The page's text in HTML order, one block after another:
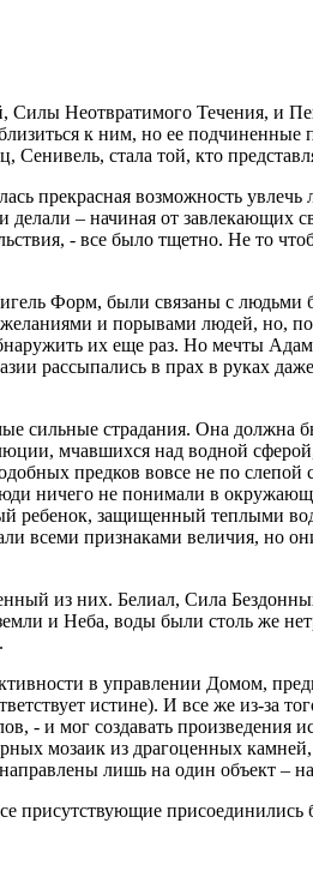
Силы Неотвратимого Течения, и
к ним, но ее
стала той, кто
возможность увлечь
– начиная от завлекающих
- все было тщетно. Не то
Форм, были связаны с
и порывами людей, но,
их еще раз. Но мечты
рассыпались в прах в руках
страдания. Она должна
мчавшихся над водной
предков вовсе не по слепой
ничего не понимали в
защищенный теплыми
признаками величия, но
из них. Белиал, Сила
и Неба, воды были столь же
в управлении Домом,
истине). И все же из-за
- и мог создавать произведения
мозаик из драгоценных
лишь на один объект –
присутствующие